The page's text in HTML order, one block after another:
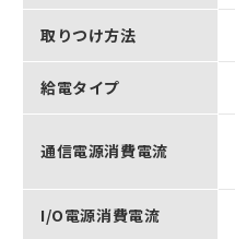
取りつけ方法
給電タイプ
通信電源消費電流
I/O電源消費電流